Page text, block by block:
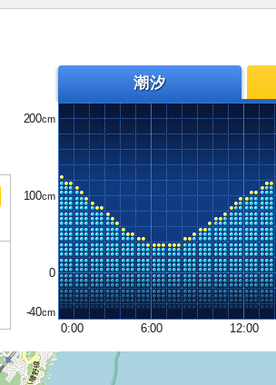
潮汐
200
100
0
-40
0:00
6:00 12:00